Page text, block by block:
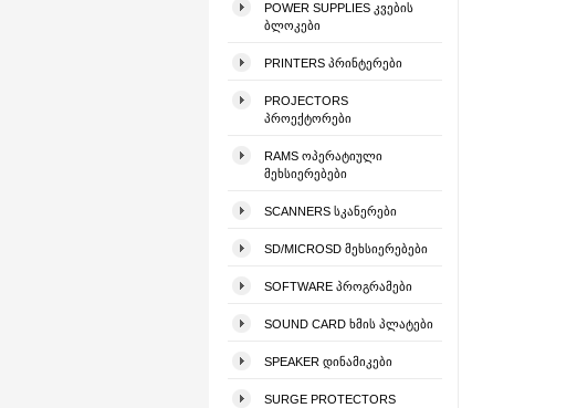
POWER SUPPLIES ᲙᲕᲔᲑᲘᲡ
ᲑᲚᲝᲙᲔᲑᲘ
PRINTERS ᲞᲠᲘᲜᲢᲔᲠᲔᲑᲘ
PROJECTORS
ᲞᲠᲝᲔᲥᲢᲝᲠᲔᲑᲘ
RAMS ᲝᲞᲔᲠᲐᲢᲘᲣᲚᲘ
ᲛᲔᲮᲡᲘᲔᲠᲔᲑᲔᲑᲘ
SCANNERS ᲡᲙᲐᲜᲔᲠᲔᲑᲘ
SD/MICROSD ᲛᲔᲮᲡᲘᲔᲠᲔᲑᲔᲑᲘ
SOFTWARE ᲞᲠᲝᲒᲠᲐᲛᲔᲑᲘ
SOUND CARD ᲮᲛᲘᲡ ᲞᲚᲐᲢᲔᲑᲘ
SPEAKER ᲓᲘᲜᲐᲛᲘᲙᲔᲑᲘ
SURGE PROTECTORS